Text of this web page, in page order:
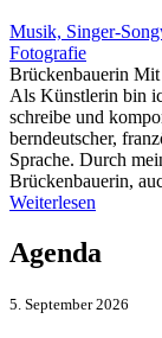
Musik, Singer-
Fotografie
Brückenbauerin
Als Künstlerin bin
schreibe und
berndeutscher,
Sprache. Durch
Brückenbauerin,
Weiterlesen
Agenda
5. September 2026